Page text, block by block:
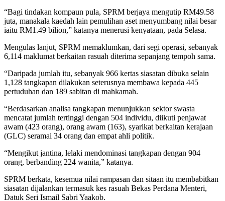
“Bagi tindakan kompaun pula, SPRM berjaya mengutip RM49.58
juta, manakala kaedah lain pemulihan aset menyumbang nilai besar
iaitu RM1.49 bilion,” katanya menerusi kenyataan, pada Selasa.
Mengulas lanjut, SPRM memaklumkan, dari segi operasi, sebanyak
6,114 maklumat berkaitan rasuah diterima sepanjang tempoh sama.
“Daripada jumlah itu, sebanyak 966 kertas siasatan dibuka selain
1,128 tangkapan dilakukan seterusnya membawa kepada 445
pertuduhan dan 189 sabitan di mahkamah.
“Berdasarkan analisa tangkapan menunjukkan sektor swasta
mencatat jumlah tertinggi dengan 504 individu, diikuti penjawat
awam (423 orang), orang awam (163), syarikat berkaitan kerajaan
(GLC) seramai 34 orang dan empat ahli politik.
“Mengikut jantina, lelaki mendominasi tangkapan dengan 904
orang, berbanding 224 wanita,” katanya.
SPRM berkata, kesemua nilai rampasan dan sitaan itu membabitkan
siasatan dijalankan termasuk kes rasuah Bekas Perdana Menteri,
Datuk Seri Ismail Sabri Yaakob.